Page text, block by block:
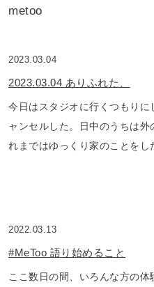
metoo
2023.03.04
2023.03.04 ありふれた、
今日はスタジオに行くつもり
ャンセルした。日中のうちは
れまではゆっくり家のことを
2022.03.13
#MeToo 語り始めること
ここ数日の間、いろんな方の